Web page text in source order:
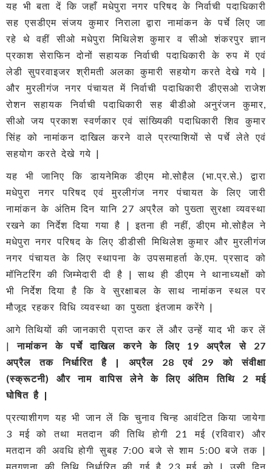
यह भी बता दें कि जहाँ मधेपुरा नगर परिषद के निर्वाची पदाधिकारी
सह एसडीएम संजय कुमार निराला द्वारा नामांकन के पर्चे लिए जा
रहे थे वहीं सीओ मधेपुरा मिथिलेश कुमार व सीओ शंकरपुर ज्ञान
प्रकाश सेराफिन दोनों सहायक निर्वाची पदाधिकारी के रुप में एवं
लेडी सुपरवाइजर श्रीमती अलका कुमारी सहयोग करते देखे गये |
और मुरलीगंज नगर पंचायत में निर्वाची पदाधिकारी डीएसओ राजेश
रोशन सहायक निर्वाची पदाधिकारी सह बीडीओ अनुरंजन कुमार,
सीओ जय प्रकाश स्वर्णकार एवं सांख्यिकी पदाधिकारी शिव कुमार
सिंह को नामांकन दाखिल करने वाले प्रत्याशियों से पर्चे लेते एवं
सहयोग करते देखे गये |
यह भी जानिए कि डायनेमिक डीएम मो.सोहैल (भा.प्र.से.) द्वारा
मधेपुरा नगर परिषद एवं मुरलीगंज नगर पंचायत के लिए जारी
नामांकन के अंतिम दिन यानि 27 अप्रैल को पुख्ता सुरक्षा व्यवस्था
रखने का निर्देश दिया गया है | इतना ही नहीं, डीएम मो.सोहैल ने
मधेपुरा नगर परिषद के लिए डीडीसी मिथिलेश कुमार और मुरलीगंज
नगर पंचायत के लिए स्थापना के उपसमाहर्ता के.एम. प्रसाद को
मॉनिटरिंग की जिम्मेदारी दी है | साथ ही डीएम ने थानाध्यक्षों को
भी निर्देश दिया है कि वे सुरक्षाबल के साथ नामांकन स्थल पर
मौजूद रहकर विधि व्यवस्था का पुख्ता इंतजाम करेंगे |
आगे तिथियों की जानकारी प्राप्त कर लें और उन्हें याद भी कर लें
|नामांकन के पर्चे दाखिल करने के लिए 19 अप्रैल से 27
अप्रैल तक निर्धारित है | अप्रैल 28 एवं 29 को संवीक्षा
(स्क्रूटनी) और नाम वापिस लेने के लिए अंतिम तिथि 2 मई
घोषित है |
प्रत्याशीगण यह भी जान लें कि चुनाव चिन्ह आवंटित किया जायेगा
3 मई को तथा मतदान की तिथि होगी 21 मई (रविवार) और
मतदान की अवधि होगी सुबह 7:00 बजे से शाम 5:00 बजे तक |
मतगणना की तिथि निर्धारित की गई है 23 मई को | उसी दिन